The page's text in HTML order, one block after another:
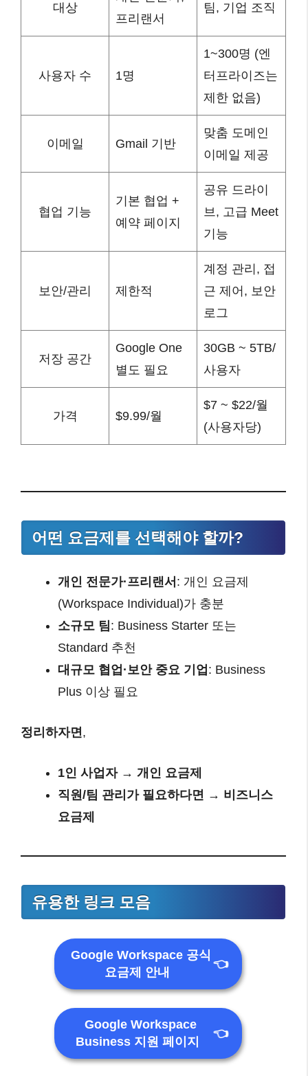
대상
프리랜서
팀, 기업 조직
사용자 수 1명
1~300명 (엔
터프라이즈는
제한 없음)
이메일 Gmail 기반
맞춤 도메인
이메일 제공
협업 기능
기본 협업 +
예약 페이지
공유 드라이
브, 고급 Meet
기능
보안/관리 제한적
계정 관리, 접
근 제어, 보안
로그
저장 공간
Google One
별도 필요
30GB ~ 5TB/
사용자
가격 $9.99/월
$7 ~ $22/월
(사용자당)
어떤 요금제를 선택해야 할까?
개인 전문가·프리랜서 : 개인 요금제
(Workspace Individual)가 충분
소규모 팀: Business Starter 또는
Standard 추천
대규모 협업·보안 중요 기업 : Business
Plus 이상 필요
정리하자면,
1인 사업자 → 개인 요금제
직원/팀 관리가 필요하다면 → 비즈니스
요금제
유용한 링크 모음
Google Workspace 공식
요금제 안내
👈
Google Workspace
Business 지원 페이지
👈